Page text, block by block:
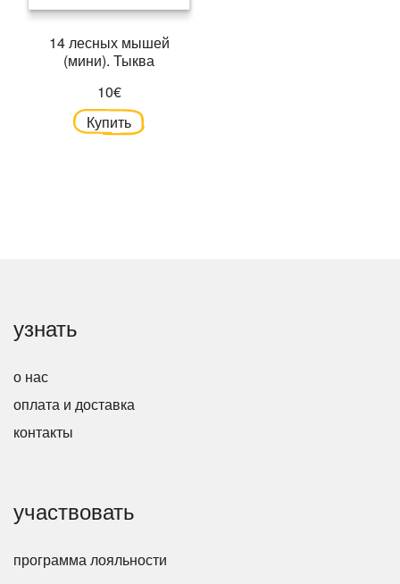
14 лесных мышей
(мини). Тыква
10€
Купить
узнать
о нас
оплата и доставка
контакты
участвовать
программа лояльности